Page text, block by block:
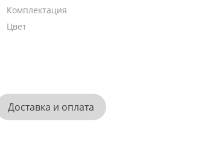
Комплектация
Цвет
Доставка и оплата